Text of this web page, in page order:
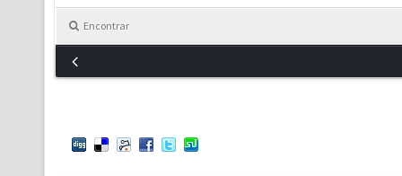
Encontrar